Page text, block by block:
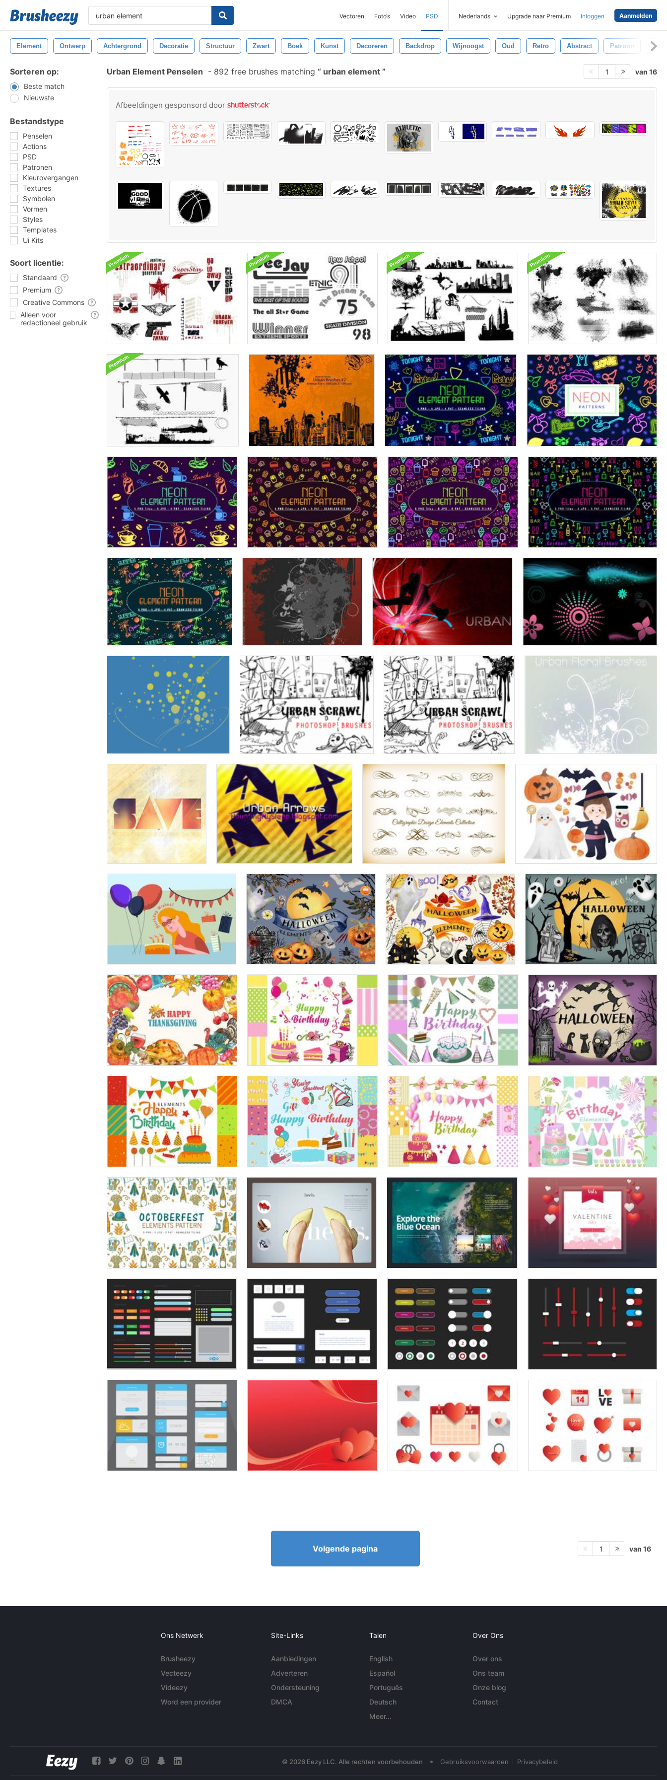
Vectoren Foto‘s Video PSD Nederlands Upgrade naar Premium Inloggen Aanmelden
Element Ontwerp Achtergrond Decoratie Structuur Zwart Boek Kunst Decoreren Backdrop Wijnoogst Oud Retro Abstract Patroon
Sorteren op:
Beste match
Nieuwste
Bestandstype
Penselen
Actions
PSD
Patronen
Kleurovergangen
Textures
Symbolen
Vormen
Styles
Templates
Ui Kits
Soort licentie:
Standaard
Premium
Creative Commons
Alleen voor
redactioneel gebruik
Urban Element Penselen - 892 free brushes matching urban element 1 van 16
Afbeeldingen gesponsord door
Volgende pagina 1 van 16
Ons Netwerk
Brusheezy
Vecteezy
Videezy
Word een provider
Site-Links
Aanbiedingen
Adverteren
Ondersteuning
DMCA
Talen
English
Español
Português
Deutsch
Meer...
Over Ons
Over ons
Ons team
Onze blog
Contact
© 2026 Eezy LLC. Alle rechten voorbehouden • Gebruiksvoorwaarden Privacybeleid